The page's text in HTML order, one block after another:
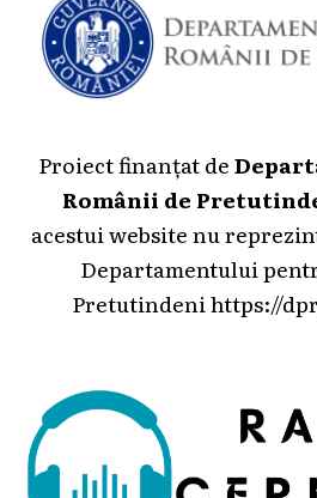
Proiect finanțat de
Românii de
acestui website nu
Departamentului
Pretutindeni https://